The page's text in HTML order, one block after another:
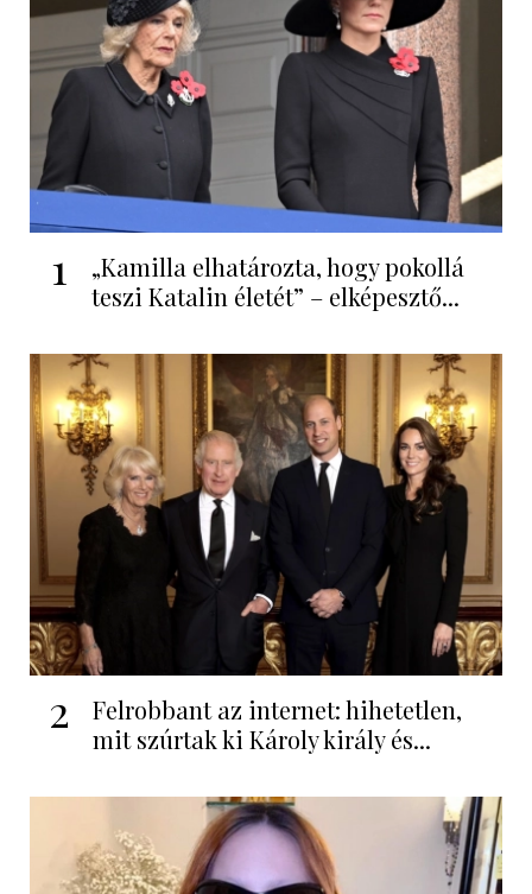
1
„Kamilla elhatározta, hogy pokollá
teszi Katalin életét” – elképesztő...
2
Felrobbant az internet: hihetetlen,
mit szúrtak ki Károly király és...